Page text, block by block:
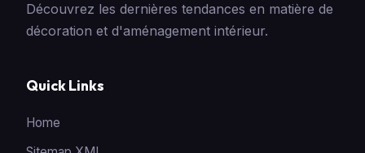
Découvrez les dernières tendances en matière de
décoration et d'aménagement intérieur.
Quick Links
Home